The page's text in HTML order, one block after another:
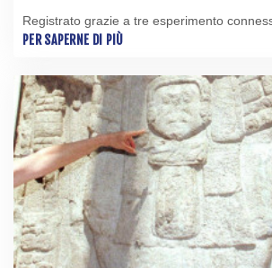
Registrato grazie a tre esperimento
PER SAPERNE DI PIÙ